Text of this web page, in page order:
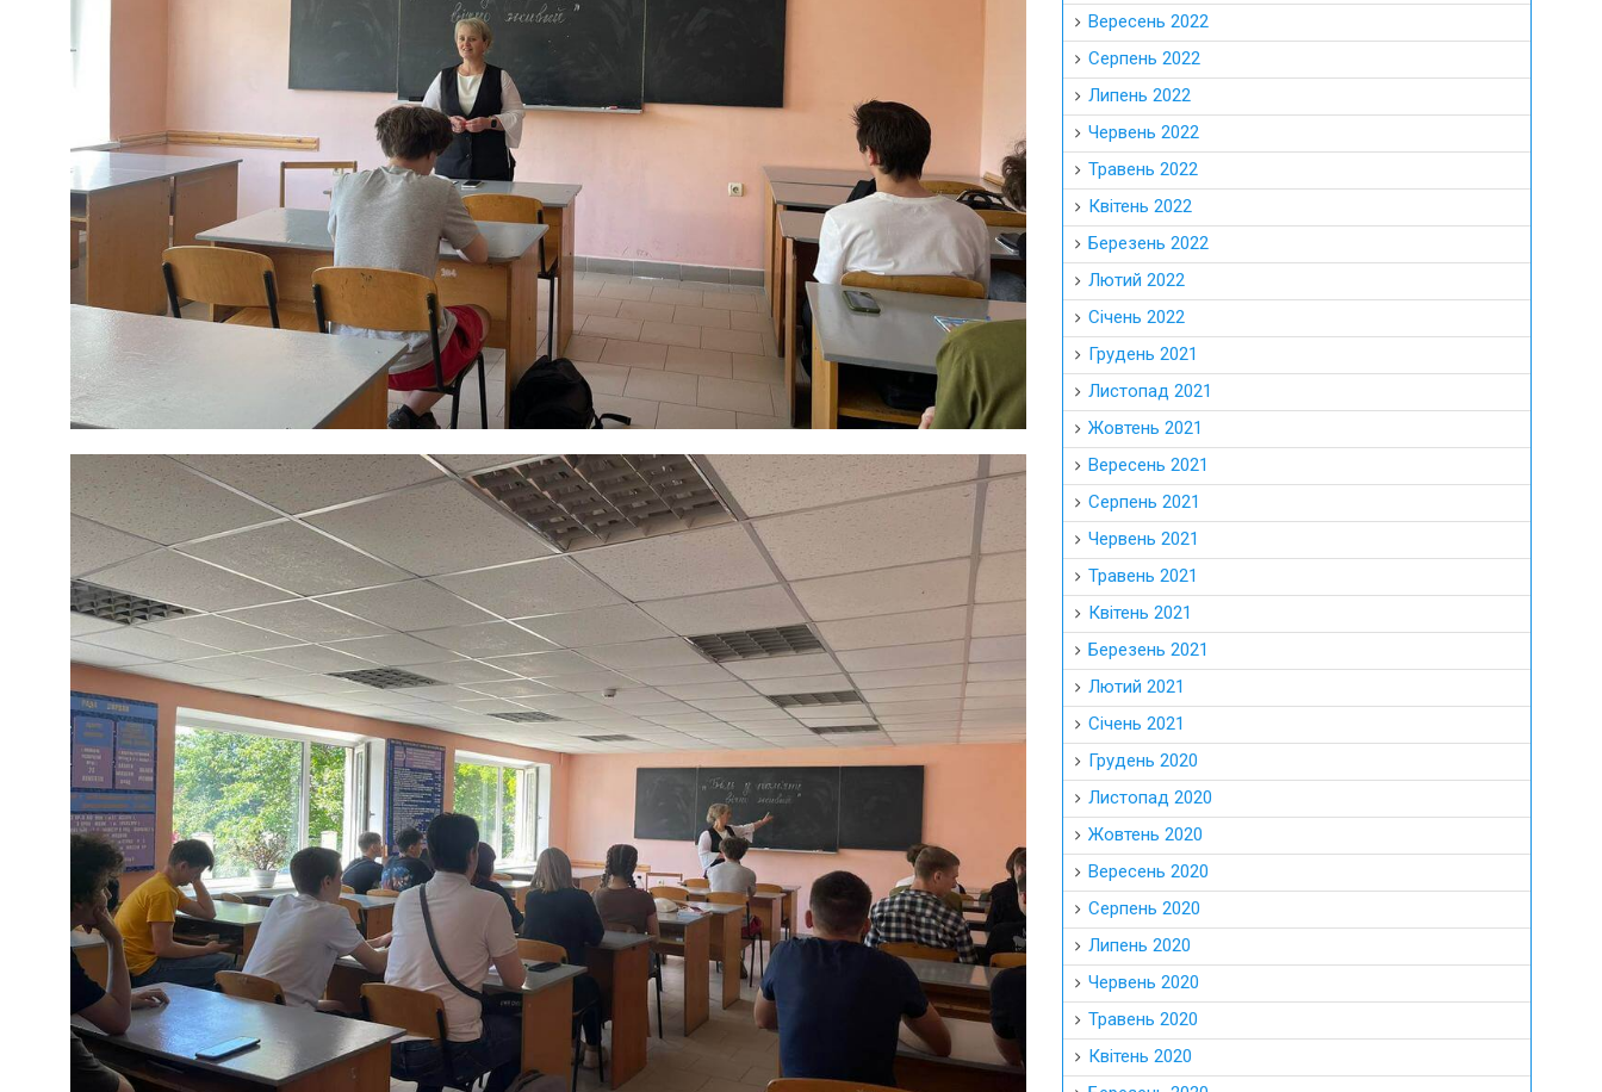
Вересень 2022
Серпень 2022
Липень 2022
Червень 2022
Травень 2022
Квітень 2022
Березень 2022
Лютий 2022
Січень 2022
Грудень 2021
Листопад 2021
Жовтень 2021
Вересень 2021
Серпень 2021
Червень 2021
Травень 2021
Квітень 2021
Березень 2021
Лютий 2021
Січень 2021
Грудень 2020
Листопад 2020
Жовтень 2020
Вересень 2020
Серпень 2020
Липень 2020
Червень 2020
Травень 2020
Квітень 2020